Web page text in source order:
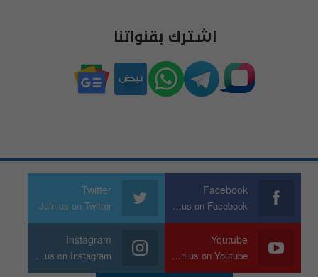
اشترك بقنواتنا
Facebook
Join us on Facebook
Twitter
Join us on Twitter
Youtube
Join us on Youtube
Instagram
Join us on Instagram